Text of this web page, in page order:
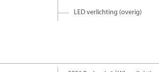
LED verlichting (overig)